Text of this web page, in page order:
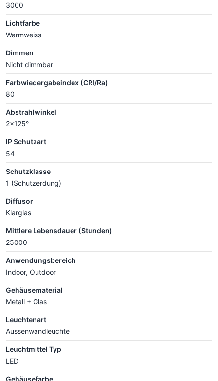
3000
Lichtfarbe
Warmweiss
Dimmen
Nicht dimmbar
Farbwiedergabeindex (CRI/Ra)
80
Abstrahlwinkel
2x125°
IP Schutzart
54
Schutzklasse
1 (Schutzerdung)
Diffusor
Klarglas
Mittlere Lebensdauer (Stunden)
25000
Anwendungsbereich
Indoor, Outdoor
Gehäusematerial
Metall + Glas
Leuchtenart
Aussenwandleuchte
Leuchtmittel Typ
LED
Gehäusefarbe